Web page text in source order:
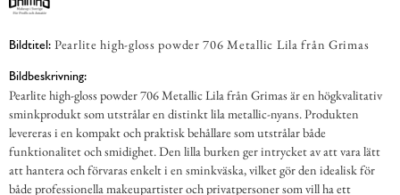
Bildtitel: Pearlite high-gloss powder 706 Metallic Lila från Grimas
Bildbeskrivning:
Pearlite high-gloss powder 706 Metallic Lila från Grimas är en högkvalitativ
sminkprodukt som utstrålar en distinkt lila metallic-nyans. Produkten
levereras i en kompakt och praktisk behållare som utstrålar både
funktionalitet och smidighet. Den lilla burken ger intrycket av att vara lätt
att hantera och förvaras enkelt i en sminkväska, vilket gör den idealisk för
både professionella makeupartister och privatpersoner som vill ha ett